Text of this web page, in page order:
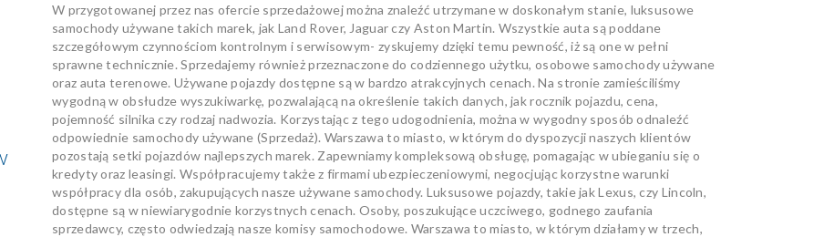
W przygotowanej przez nas ofercie sprzedażowej można znaleźć utrzymane w doskonałym stanie, luksusowe
samochody używane takich marek, jak Land Rover, Jaguar czy Aston Martin. Wszystkie auta są poddane
szczegółowym czynnościom kontrolnym i serwisowym- zyskujemy dzięki temu pewność, iż są one w pełni
sprawne technicznie. Sprzedajemy również przeznaczone do codziennego użytku, osobowe samochody używane
oraz auta terenowe. Używane pojazdy dostępne są w bardzo atrakcyjnych cenach. Na stronie zamieściliśmy
wygodną w obsłudze wyszukiwarkę, pozwalającą na określenie takich danych, jak rocznik pojazdu, cena,
pojemność silnika czy rodzaj nadwozia. Korzystając z tego udogodnienia, można w wygodny sposób odnaleźć
odpowiednie samochody używane (Sprzedaż). Warszawa to miasto, w którym do dyspozycji naszych klientów
pozostają setki pojazdów najlepszych marek. Zapewniamy kompleksową obsługę, pomagając w ubieganiu się o
kredyty oraz leasingi. Współpracujemy także z firmami ubezpieczeniowymi, negocjując korzystne warunki
współpracy dla osób, zakupujących nasze używane samochody. Luksusowe pojazdy, takie jak Lexus, czy Lincoln,
dostępne są w niewiarygodnie korzystnych cenach. Osoby, poszukujące uczciwego, godnego zaufania
sprzedawcy, często odwiedzają nasze komisy samochodowe. Warszawa to miasto, w którym działamy w trzech,